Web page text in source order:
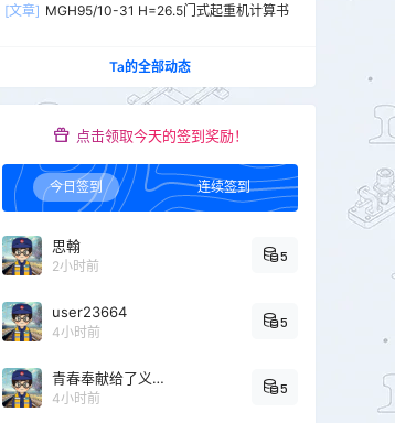
[文章] MGH95/10-31 H=26.5门式起重机计算书
Ta的全部动态
点击领取今天的签到奖励！
今日签到 连续签到
思翰
2小时前
5
user23664
4小时前
5
青春奉献给了义务教育
4小时前
5